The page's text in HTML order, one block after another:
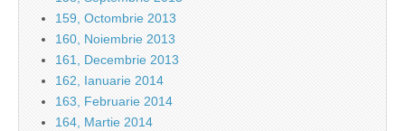
159, Octombrie 2013
160, Noiembrie 2013
161, Decembrie 2013
162, Ianuarie 2014
163, Februarie 2014
164, Martie 2014